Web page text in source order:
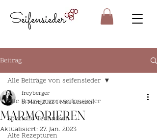
Beitrag
Alle Beiträge von seifensieder
Spezielle Techniken
Alte Rezepturen
Alle Beiträge von seifensieder
MARMORIEREN
freyberger
5. März 20221 Min. Lesezeit
Aktualisiert: 27. Jan. 2023